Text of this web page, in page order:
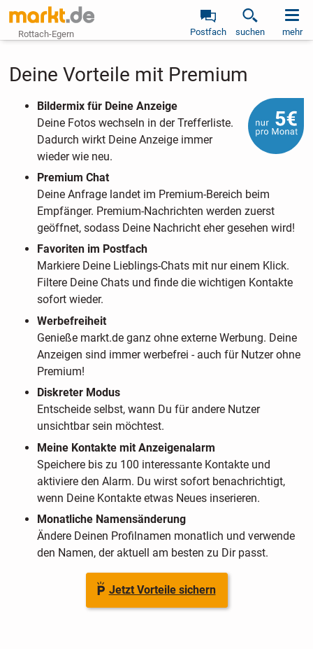
Rottach-Egern Postfach suchen mehr
Deine Vorteile mit Premium
Bildermix für Deine Anzeige
Deine Fotos wechseln in der Trefferliste.
Dadurch wirkt Deine Anzeige immer
wieder wie neu.
Premium Chat
Deine Anfrage landet im Premium-Bereich beim
Empfänger. Premium-Nachrichten werden zuerst
geöffnet, sodass Deine Nachricht eher gesehen wird!
Favoriten im Postfach
Markiere Deine Lieblings-Chats mit nur einem Klick.
Filtere Deine Chats und finde die wichtigen Kontakte
sofort wieder.
Werbefreiheit
Genieße markt.de ganz ohne externe Werbung. Deine
Anzeigen sind immer werbefrei - auch für Nutzer ohne
Premium!
Diskreter Modus
Entscheide selbst, wann Du für andere Nutzer
unsichtbar sein möchtest.
Meine Kontakte mit Anzeigenalarm
Speichere bis zu 100 interessante Kontakte und
aktiviere den Alarm. Du wirst sofort benachrichtigt,
wenn Deine Kontakte etwas Neues inserieren.
Monatliche Namensänderung
Ändere Deinen Profilnamen monatlich und verwende
den Namen, der aktuell am besten zu Dir passt.
Jetzt Vorteile sichern